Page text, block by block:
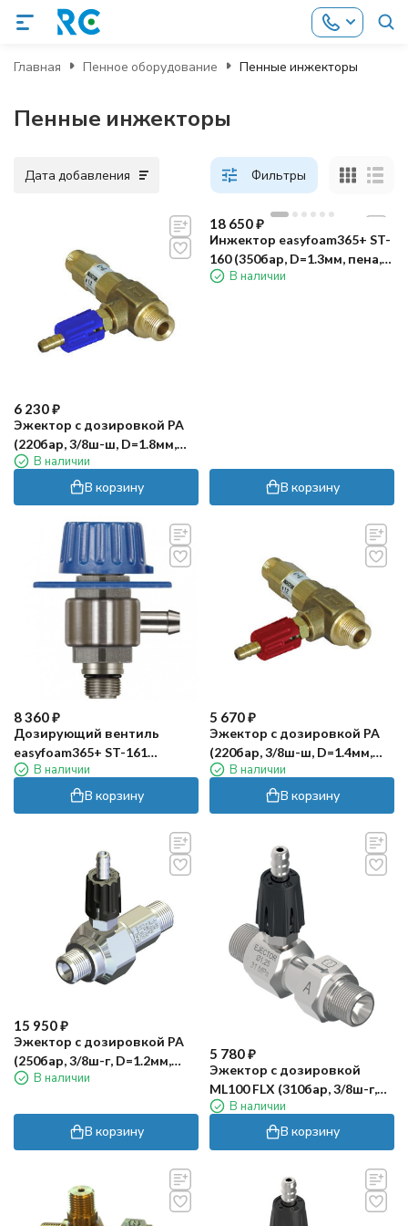
Главная Пенное оборудование Пенные инжекторы
Пенные инжекторы
Дата добавления Фильтры
6 230₽
Эжектор с дозировкой PA
(220бар, 3/8ш-ш, D=1.8мм,
лат, синий, удлин)
В наличии
В корзину
18 650₽
Инжектор easyfoam365+ ST-
160 (350бар, D=1.3мм, пена,
вент. ST-161)
В наличии
В корзину
8 360₽
Дозирующий вентиль
easyfoam365+ ST-161
(350бар) R+M
В наличии
В корзину
5 670₽
Эжектор с дозировкой PA
(220бар, 3/8ш-ш, D=1.4мм,
лат, красный, удлин)
В наличии
В корзину
15 950₽
Эжектор с дозировкой PA
(250бар, 3/8ш-г, D=1.2мм,
нерж)В наличии
В корзину
5 780₽
Эжектор с дозировкой
ML100 FLX (310бар, 3/8ш-г,
D=1.25мм, нерж) Mecline
В наличии
В корзину